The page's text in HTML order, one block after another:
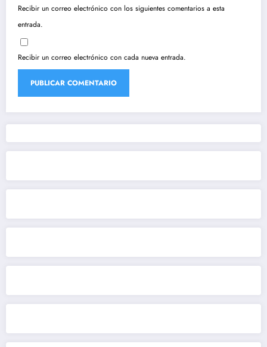
Recibir un correo electrónico con los siguientes comentarios a esta
entrada.
Recibir un correo electrónico con cada nueva entrada.